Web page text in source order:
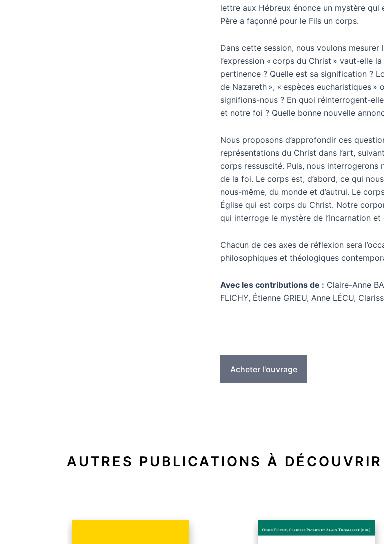
lettre aux Hébreux énonce un mystère qui
Père a façonné pour le Fils un corps.
Dans cette session, nous voulons
l’expression « corps du Christ » vaut-elle
pertinence ? Quelle est sa signification ?
de Nazareth », « espèces eucharistiques
signifions-nous ? En quoi réinterrogent-
et notre foi ? Quelle bonne nouvelle
Nous proposons d’approfondir ces
représentations du Christ dans l’art,
corps ressuscité. Puis, nous
de la foi. Le corps est, d’abord, ce qui
nous-même, du monde et d’autrui. Le
Église qui est corps du Christ. Notre
qui interroge le mystère de l’Incarnation et
Chacun de ces axes de réflexion sera
philosophiques et théologiques
Avec les contributions de : Claire-Anne
FLICHY, Étienne GRIEU, Anne LÉCU,
Acheter l'ouvrage
AUTRES PUBLICATIONS À DÉCOUVRIR